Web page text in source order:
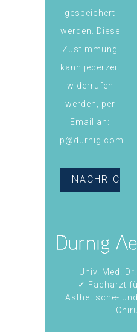
gespeichert
werden. Diese
Zustimmung
kann jederzeit
widerrufen
werden, per
Email an:
p@durnig.com
Univ. Med.
✓ Facharzt
Ästhetische-